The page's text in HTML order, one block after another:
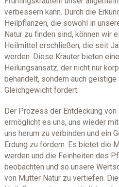
verbessern kann. Durch die
Heilpflanzen, die sowohl in
Natur zu finden sind, können wir
Heilmittel erschließen, die seit
werden. Diese Kräuter bieten
Heilungsansatz, der nicht nur
behandelt, sondern auch
Gleichgewicht fördert.
Der Prozess der Entdeckung von
ermöglicht es uns, uns wieder
uns herum zu verbinden und ein
Erdung zu fördern. Es bietet die
werden und die Feinheiten des
beobachten und so unsere
von Mutter Natur zu vertiefen.